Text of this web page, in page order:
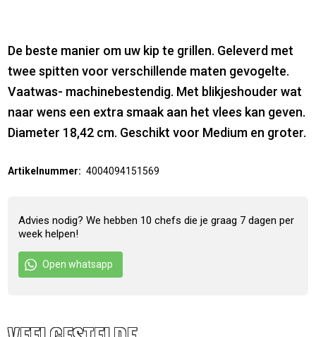
De beste manier om uw kip te grillen. Geleverd met
twee spitten voor verschillende maten gevogelte.
Vaatwas- machinebestendig. Met blikjeshouder wat
naar wens een extra smaak aan het vlees kan geven.
Diameter 18,42 cm. Geschikt voor Medium en groter.
Artikelnummer: 4004094151569
Advies nodig? We hebben 10 chefs die je graag 7 dagen per
week helpen!
Open whatsapp